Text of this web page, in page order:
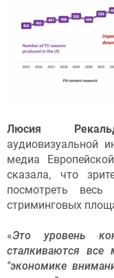
Люсия
аудиовизуальной
медиа
сказала, что
посмотреть
стриминговых
«Это уровень
сталкиваются все
"экономике